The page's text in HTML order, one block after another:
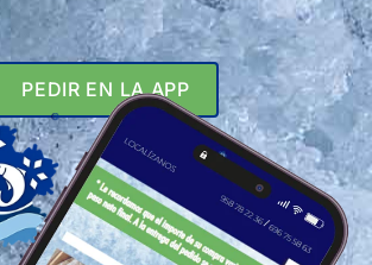
PEDIR EN LA APP